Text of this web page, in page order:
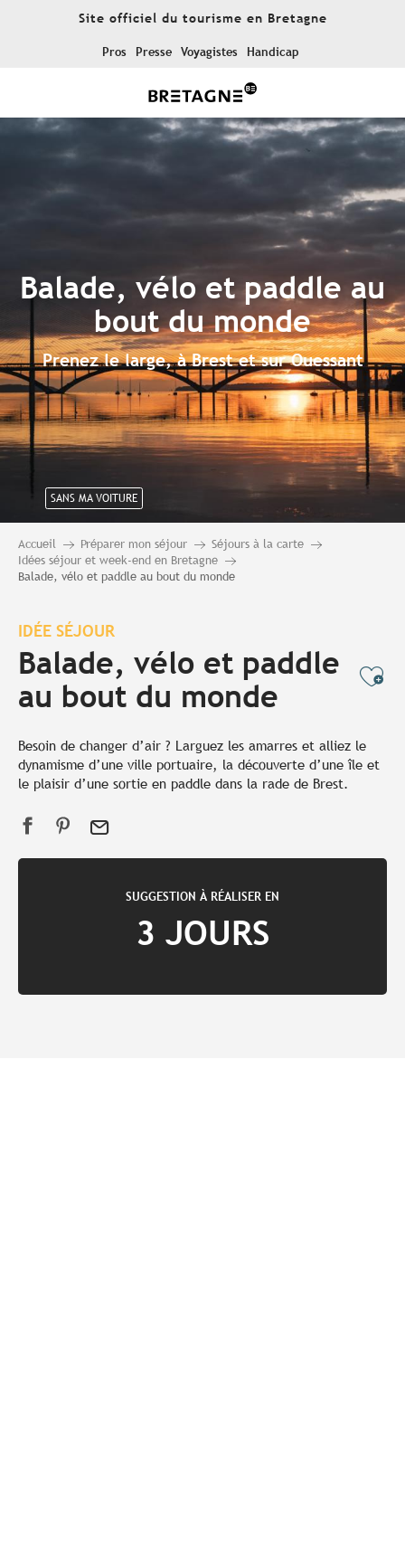
Site officiel du tourisme en Bretagne
Pros Presse Voyagistes Handicap
Balade, vélo et paddle au
bout du monde
Prenez le large, à Brest et sur Ouessant
SANS MA VOITURE
Accueil Préparer mon séjour
Séjours à la carte
Idées séjour et week-end en Bretagne
Balade, vélo et paddle au bout du monde
IDÉE SÉJOUR
Balade, vélo et paddle
au bout du monde
Besoin de changer d’air ? Larguez les amarres et alliez le
dynamisme d’une ville portuaire, la découverte d’une île et
le plaisir d’une sortie en paddle dans la rade de Brest.
SUGGESTION À RÉALISER EN
3 JOURS